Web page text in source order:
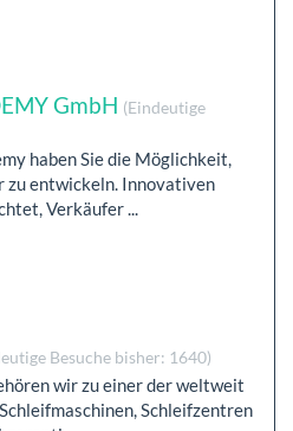
GmbH (Eindeutige
haben Sie die Möglichkeit,
zu entwickeln. Innovativen
Verkäufer ...
Besuche bisher: 1640)
wir zu einer der weltweit
Schleifzentren